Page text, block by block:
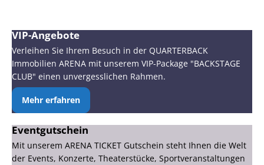
VIP-Angebote
Verleihen Sie Ihrem Besuch in der QUARTERBACK
Immobilien ARENA mit unserem VIP-Package "BACKSTAGE
CLUB" einen unvergesslichen Rahmen.
Mehr erfahren
Eventgutschein
Mit unserem ARENA TICKET Gutschein steht Ihnen die Welt
der Events, Konzerte, Theaterstücke, Sportveranstaltungen